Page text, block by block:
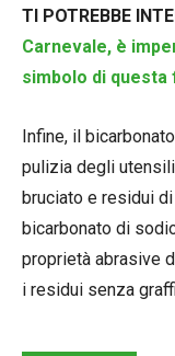
TI POTREBBE
Carnevale, è
simbolo di questa
Infine, il
pulizia degli
bruciato e residui
bicarbonato di
proprietà abrasive
i residui senza